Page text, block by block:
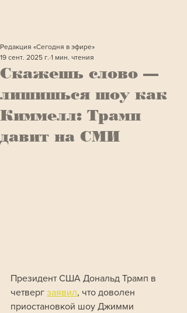
Скажешь слово —
лишишься шоу как
Киммелл: Трамп
давит на СМИ
Редакция «Сегодня в эфире»
19 сент. 2025 г. 1 мин. чтения
Президент США Дональд Трамп в
четверг заявил, что доволен
приостановкой шоу Джимми